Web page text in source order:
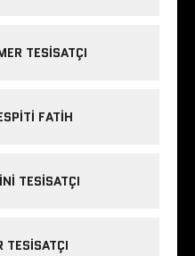
TESISATÇI
FATIH
TESISATÇI
TESISATÇI